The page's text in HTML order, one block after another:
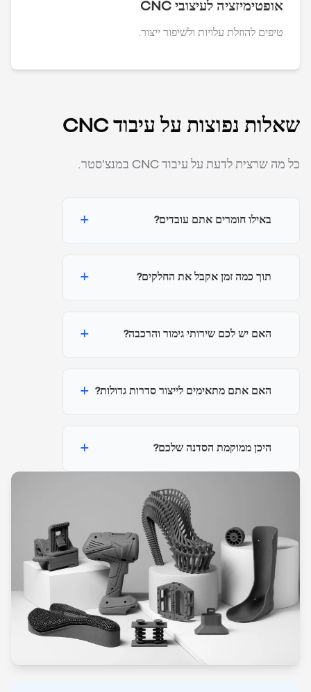
אופטימיזציה לעיצובי CNC
טיפים להוזלת עלויות ולשיפור ייצור.
שאלות נפוצות על עיבוד CNC
כל מה שרצית לדעת על עיבוד CNC במנצ'סטר.
באילו חומרים אתם עובדים? +
תוך כמה זמן אקבל את החלקים? +
האם יש לכם שירותי גימור והרכבה? +
האם אתם מתאימים לייצור סדרות גדולות? +
היכן ממוקמת הסדנה שלכם? +